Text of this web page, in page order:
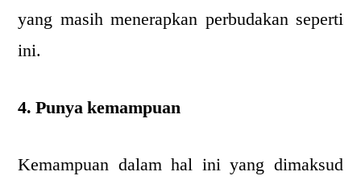
yang masih menerapkan perbudakan seperti
ini.
4. Punya kemampuan
Kemampuan dalam hal ini yang dimaksud